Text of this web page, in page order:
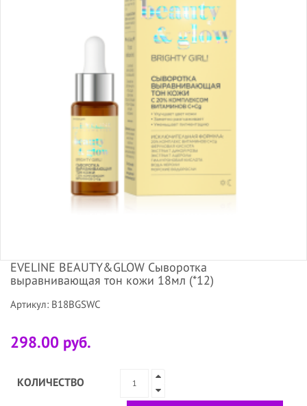
EVELINE BEAUTY&GLOW Сыворотка
выравнивающая тон кожи 18мл (*12)
Артикул: B18BGSWC
298.00 руб.
КОЛИЧЕСТВО